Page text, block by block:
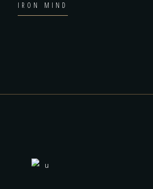
IRON MIND